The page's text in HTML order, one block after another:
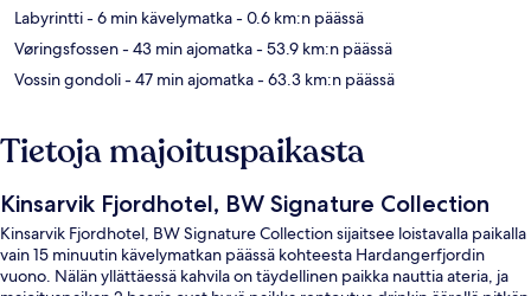
Labyrintti- 6 min kävelymatka- 0.6 km:n päässä
Vøringsfossen- 43 min ajomatka- 53.9 km:n päässä
Vossin gondoli- 47 min ajomatka- 63.3 km:n päässä
Tietoja majoituspaikasta
Kinsarvik Fjordhotel, BW Signature Collection
Kinsarvik Fjordhotel, BW Signature Collection sijaitsee loistavalla paikalla
vain 15 minuutin kävelymatkan päässä kohteesta Hardangerfjordin
vuono. Nälän yllättäessä kahvila on täydellinen paikka nauttia ateria, ja